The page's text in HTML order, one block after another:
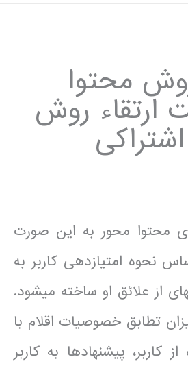
محتوا
ارتقاء روش
محتوا محور به این صورت
نحوه­ امتیازدهی کاربر به
از علائق او ساخته می­شود.
تطابق خصوصیات اقلام با
کاربر، پیشنهادها به کاربر